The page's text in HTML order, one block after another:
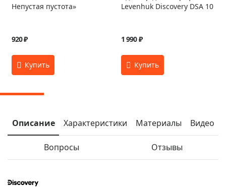
Непустая пустота»
920 ₽
Levenhuk Discovery DSA 10
1 990 ₽
Описание Характеристики Материалы Видео
Вопросы Отзывы